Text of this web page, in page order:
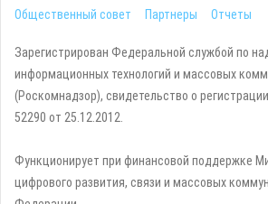
Общественный совет
Партнеры Отчеты
Зарегистрирован Федеральной службой по
информационных технологий и массовых
(Роскомнадзор), свидетельство о
52290 от 25.12.2012.
Функционирует при финансовой поддержке
цифрового развития, связи и массовых